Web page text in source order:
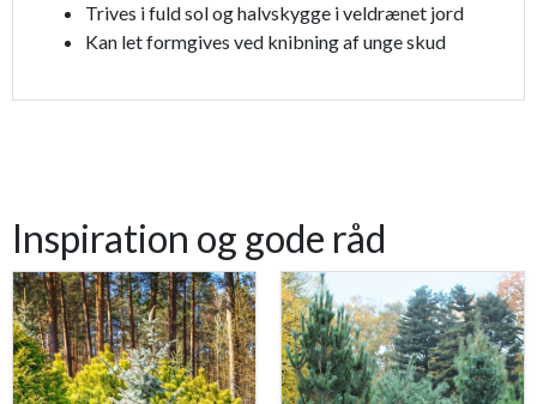
Trives i fuld sol og halvskygge i veldrænet jord
Kan let formgives ved knibning af unge skud
Inspiration og gode råd